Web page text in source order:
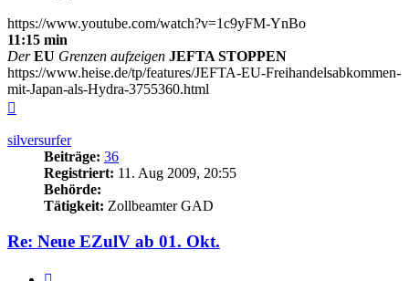
https://www.youtube.com/watch?v=1c9yFM-YnBo
11:15 min
Der EU Grenzen aufzeigen JEFTA STOPPEN
https://www.heise.de/tp/features/JEFTA-EU-Freihandelsabkommen-
mit-Japan-als-Hydra-3755360.html
silversurfer
Beiträge: 36
Registriert: 11. Aug 2009, 20:55
Behörde:
Tätigkeit: Zollbeamter GAD
Re: Neue EZulV ab 01. Okt.